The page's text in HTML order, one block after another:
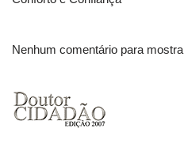
Nenhum comentário para